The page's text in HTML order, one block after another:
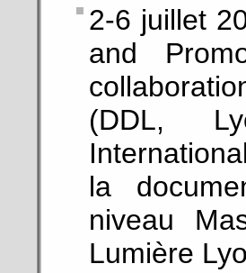
2-6 juillet
and
(DDL,
la
niveau
Lumière